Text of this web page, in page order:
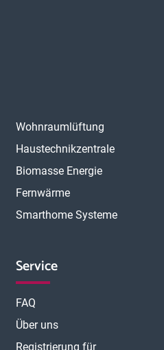
Wohnraumlüftung
Haustechnikzentrale
Biomasse Energie
Fernwärme
Smarthome Systeme
Service
FAQ
Über uns
Registrierung für